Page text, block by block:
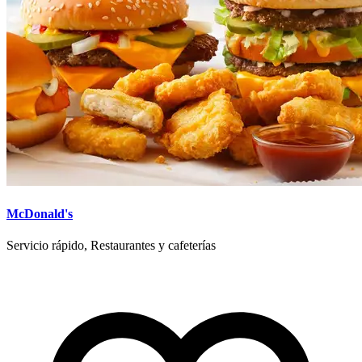
McDonald's
Servicio rápido, Restaurantes y cafeterías